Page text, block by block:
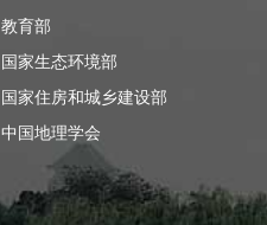
教育部
国家生态环境部
国家住房和城乡建设部
中国地理学会